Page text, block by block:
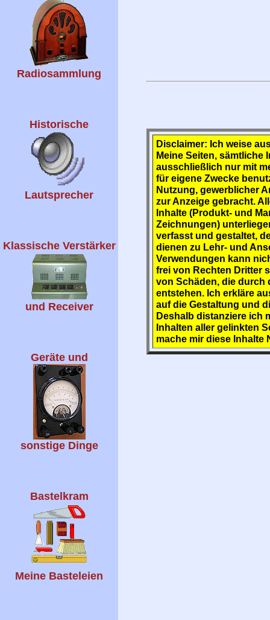
Radiosammlung
Historische
Lautsprecher
Klassische Verstärker
und Receiver
Geräte und
sonstige Dinge
Bastelkram
Meine Basteleien
Disclaimer: Ich weise
Meine Seiten, sämtliche
ausschließlich nur mit
für eigene Zwecke
Nutzung, gewerblicher
zur Anzeige gebracht.
Inhalte (Produkt- und
Zeichnungen)
verfasst und gestaltet,
dienen zu Lehr- und
Verwendungen kann
frei von Rechten Dritter
von Schäden, die durch
entstehen. Ich erkläre
auf die Gestaltung und
Deshalb distanziere ich
Inhalten aller gelinkten
mache mir diese Inhalte